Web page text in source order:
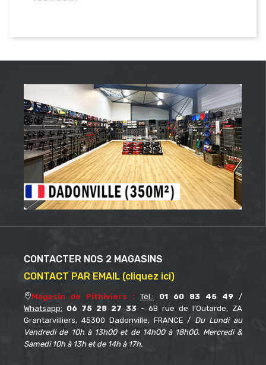
CONTACTER NOS 2 MAGASINS
CONTACT PAR EMAIL (cliquez ici)
Magasin de Pithiviers : Tél.: 01 60 83 45 49 /
Whatsapp: 06 75 28 27 33 - 6B rue de l’Outarde, ZA
Grantarvilliers, 45300 Dadonville, FRANCE / Du Lundi au
Vendredi de 10h à 13h00 et de 14h00 à 18h00. Mercredi &
Samedi 10h à 13h et de 14h à 17h.